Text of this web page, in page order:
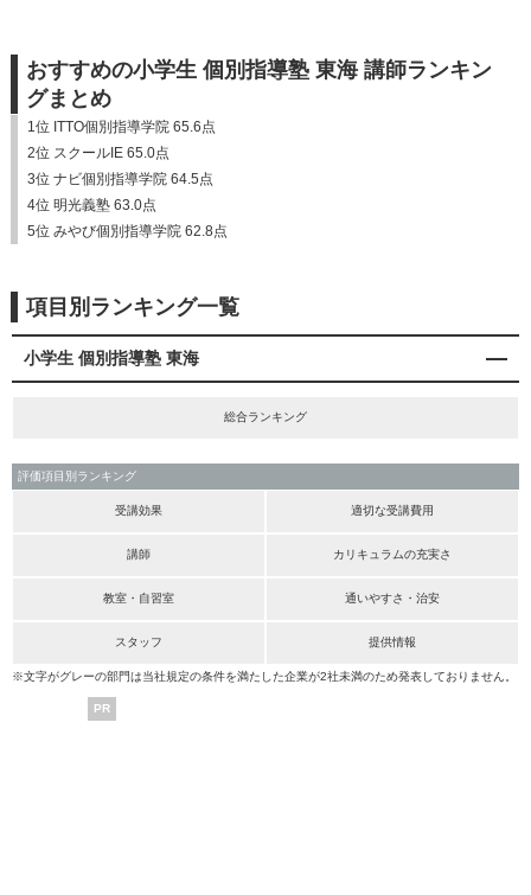
おすすめの小学生 個別指導塾 東海 講師ランキン
グまとめ
1位 ITTO個別指導学院 65.6点
2位 スクールIE 65.0点
3位 ナビ個別指導学院 64.5点
4位 明光義塾 63.0点
5位 みやび個別指導学院 62.8点
項目別ランキング一覧
小学生 個別指導塾 東海
総合ランキング
評価項目別ランキング
受講効果 適切な受講費用
講師 カリキュラムの充実さ
教室・自習室 通いやすさ・治安
スタッフ 提供情報
※文字がグレーの部門は当社規定の条件を満たした企業が2社未満のため発表しておりません。
PR